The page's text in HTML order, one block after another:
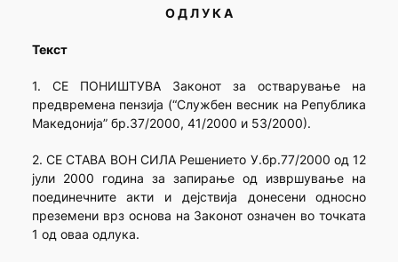
О Д Л У К А
Текст
1. СЕ ПОНИШТУВА Законот за остварување на
предвремена пензија (“Службен весник на Република
Македонија” бр.37/2000, 41/2000 и 53/2000).
2. СЕ СТАВА ВОН СИЛА Решението У.бр.77/2000 од 12
јули 2000 година за запирање од извршување на
поединечните акти и дејствија донесени односно
преземени врз основа на Законот означен во точката
1 од оваа одлука.